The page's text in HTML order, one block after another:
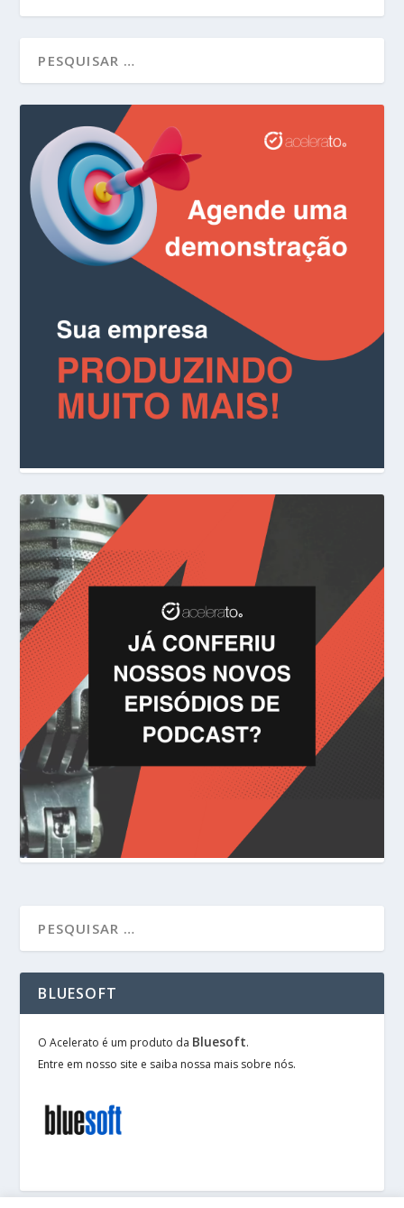
BLUESOFT
O Acelerato é um produto da Bluesoft.
Entre em nosso site e saiba nossa mais sobre nós.